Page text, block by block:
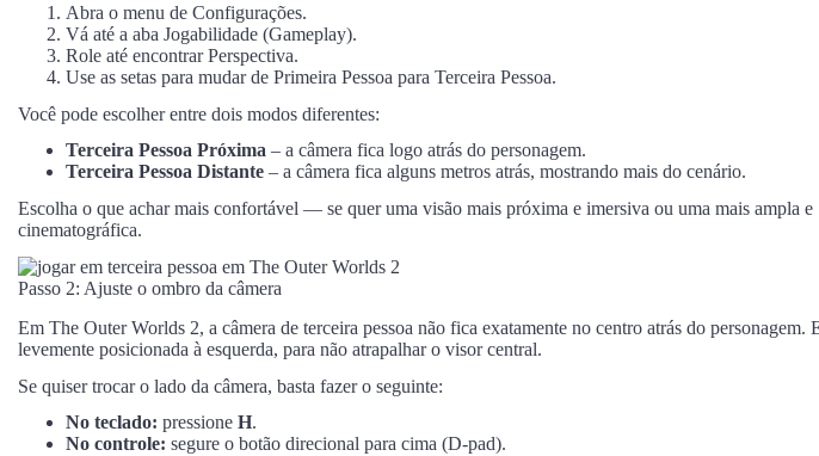
Abra o menu de Configurações.
Vá até a aba Jogabilidade (Gameplay).
Role até encontrar Perspectiva.
Use as setas para mudar de Primeira Pessoa para Terceira Pessoa.
Você pode escolher entre dois modos diferentes:
Terceira Pessoa Próxima – a câmera fica logo atrás do personagem.
Terceira Pessoa Distante – a câmera fica alguns metros atrás, mostrando mais do cenário.
Escolha o que achar mais confortável — se quer uma visão mais próxima e imersiva ou uma mais ampla e
cinematográfica.
Passo 2: Ajuste o ombro da câmera
Em The Outer Worlds 2, a câmera de terceira pessoa não fica exatamente no centro atrás do personagem.
levemente posicionada à esquerda, para não atrapalhar o visor central.
Se quiser trocar o lado da câmera, basta fazer o seguinte:
No teclado: pressione H.
No controle: segure o botão direcional para cima (D-pad).